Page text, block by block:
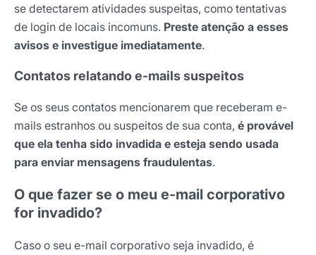
se detectarem atividades suspeitas, como tentativas
de login de locais incomuns. Preste atenção a esses
avisos e investigue imediatamente.
Contatos relatando e-mails suspeitos
Se os seus contatos mencionarem que receberam e-
mails estranhos ou suspeitos de sua conta, é provável
que ela tenha sido invadida e esteja sendo usada
para enviar mensagens fraudulentas.
O que fazer se o meu e-mail corporativo
for invadido?
Caso o seu e-mail corporativo seja invadido, é